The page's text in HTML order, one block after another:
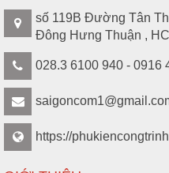
số 119B Đường Tân
Đông Hưng Thuận ,
028.3 6100 940 - 0916
https://